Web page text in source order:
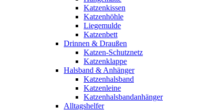
Katzenkissen
Katzenhöhle
Liegemulde
Katzenbett
Drinnen & Draußen
Katzen-Schutznetz
Katzenklappe
Halsband & Anhänger
Katzenhalsband
Katzenleine
Katzenhalsbandanhänger
Alltagshelfer